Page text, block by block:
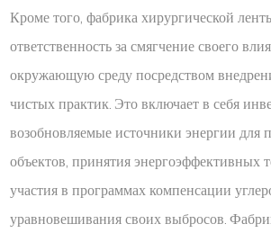
Кроме того, фабрика хирургической
ответственность за смягчение своего
окружающую среду посредством
чистых практик. Это включает в себя
возобновляемые источники энергии для
объектов, принятия энергоэффективных
участия в программах компенсации
уравновешивания своих выбросов.